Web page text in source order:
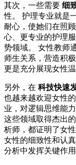
其次，一些需要 细
性。 护理专业就是
耐心，使她们在照
心、更专业的护理
势领域。 女性教师
师生关系，营造积
更是充分展现女性
另外，在 科技快速
也越来越欢迎女性
业，对逻辑思维能
这些领域取得杰出
析师，都证明了女
女性的细致性和认
分析中发挥关键作